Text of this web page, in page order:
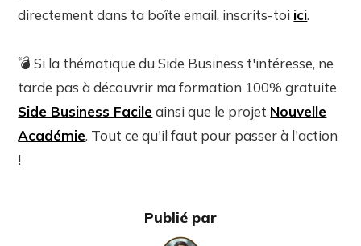
directement dans ta boîte email, inscrits-toi ici.
💣 Si la thématique du Side Business t'intéresse, ne
tarde pas à découvrir ma formation 100% gratuite
Side Business Facileainsi que le projet Nouvelle
Académie. Tout ce qu'il faut pour passer à l'action
!
Publié par